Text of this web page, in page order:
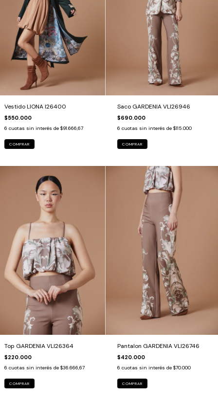
Vestido LIONA I26400
$550.000
6 cuotas sin interés de $91.666,67
COMPRAR
Saco GARDENIA VLI26946
$690.000
6 cuotas sin interés de $115.000
COMPRAR
Top GARDENIA VLI26364
$220.000
6 cuotas sin interés de $36.666,67
COMPRAR
Pantalon GARDENIA VLI26746
$420.000
6 cuotas sin interés de $70.000
COMPRAR